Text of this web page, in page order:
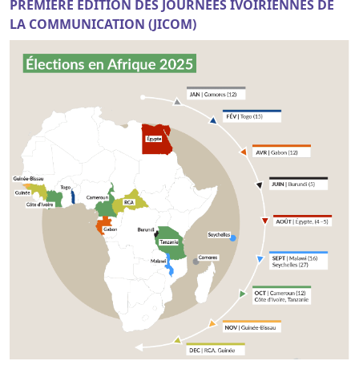
PREMIERE EDITION DES JOURNEES IVOIRIENNES DE
LA COMMUNICATION (JICOM)